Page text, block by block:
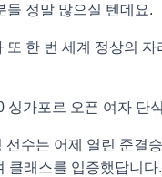
들 정말 많으실 텐데요.
한 번 세계 정상의 자
가포르 오픈 여자 단
수는 어제 열린 준결
클래스를 입증했답니다.